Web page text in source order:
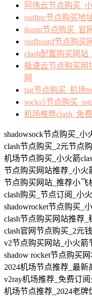
阿伟云节点购买_
outline节点购买地
ikuuu节点购买_官
surfboard节点购买
clash配置购买网
极速云节点购买网
网
tag节点购买_机场
socks5节点购买
机场推荐clash_免
shadowsock节点购买_小
clash节点购买_2元节点
机场节点购买_小火箭
节点购买网站推荐_小火
节点购买网站_推荐小飞
clash购买_节点订阅_小
shadowrocket节点购买_
clash节点购买网站推荐
clash官网节点购买_2元
v2节点购买网站_小火箭
shadow rocket节点购买
2024机场节点推荐_最新
v2ray机场推荐_免费订
机场节点推荐_2024老